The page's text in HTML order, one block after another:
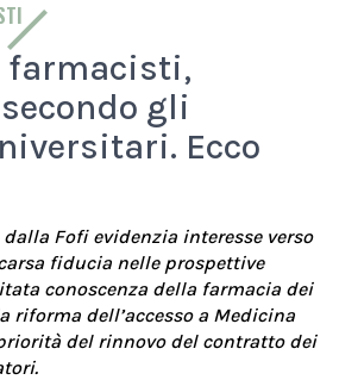
farmacisti,
gli
Ecco
Fofi evidenzia interesse verso
fiducia nelle prospettive
conoscenza della farmacia dei
riforma dell’accesso a Medicina
del rinnovo del contratto dei